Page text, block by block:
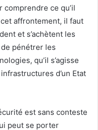
ce qu’il
affrontement, il faut
et s’achètent les
pénétrer les
qu’il s’agisse
d’un Etat
est sans conteste
peut se porter